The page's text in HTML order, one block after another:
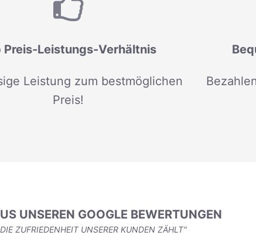
Preis-Leistungs-Verhältnis
Leistung zum bestmöglichen
Preis!
UNSEREN GOOGLE BEWERTUNGEN
ZUFRIEDENHEIT UNSERER KUNDEN ZÄHLT"